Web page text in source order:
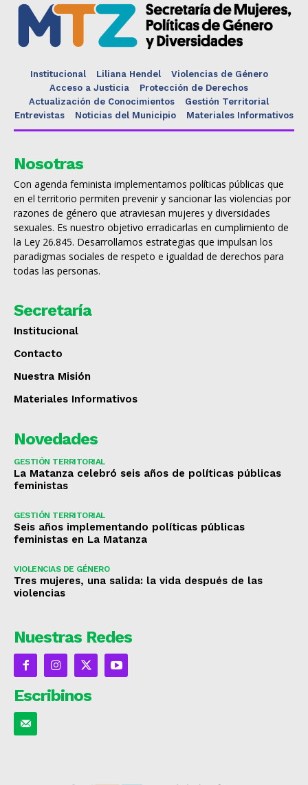
Institucional Liliana Hendel
Violencias de Género
Acceso a Justicia
Protección de Derechos
Actualización de Conocimientos
Gestión Territorial
Entrevistas
Noticias del Municipio Materiales Informativos
Nosotras
Con agenda feminista implementamos políticas públicas que
en el territorio permiten prevenir y sancionar las violencias por
razones de género que atraviesan mujeres y diversidades
sexuales. Es nuestro objetivo erradicarlas en cumplimiento de
la Ley 26.845. Desarrollamos estrategias que impulsan los
paradigmas sociales de respeto e igualdad de derechos para
todas las personas.
Secretaría
Institucional
Contacto
Nuestra Misión
Materiales Informativos
Novedades
GESTIÓN TERRITORIAL
La Matanza celebró seis años de políticas públicas
feministas
GESTIÓN TERRITORIAL
Seis años implementando políticas públicas
feministas en La Matanza
VIOLENCIAS DE GÉNERO
Tres mujeres, una salida: la vida después de las
violencias
Nuestras Redes
Escribinos